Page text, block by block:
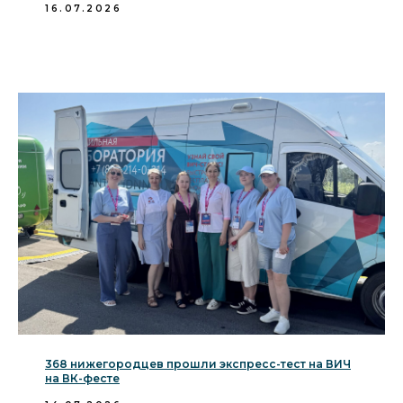
16.07.2026
368 нижегородцев прошли экспресс-тест на ВИЧ
на ВК-фесте